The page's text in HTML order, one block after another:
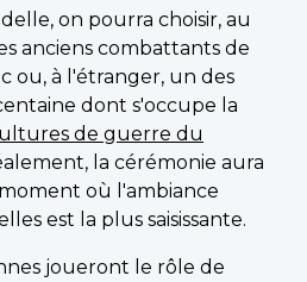
on pourra choisir, au
anciens combattants de
ou, à l'étranger, un des
dont s'occupe la
de guerre du
la cérémonie aura
où l'ambiance
est la plus saisissante.
joueront le rôle de